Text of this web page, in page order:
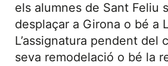
els alumnes de Sant Feliu
desplaçar a Girona o bé a
L’assignatura pendent del
seva remodelació o bé la